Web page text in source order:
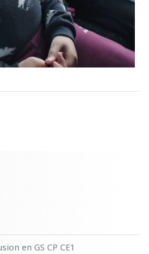
en GS CP CE1